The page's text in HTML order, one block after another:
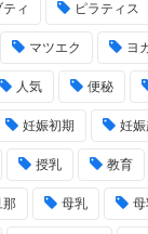
ィ ピラティス
マツエク ヨ
人気 便秘
妊娠初期 妊
授乳 教育
那 母乳